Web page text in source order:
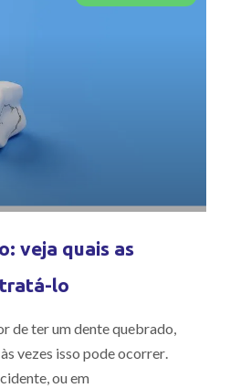
veja quais as
tratá-lo
de ter um dente quebrado,
vezes isso pode ocorrer.
ou em